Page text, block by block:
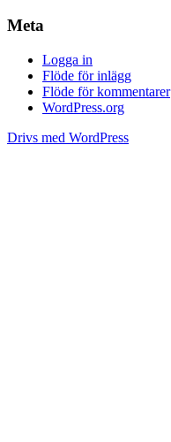
Meta
Logga in
Flöde för inlägg
Flöde för kommentarer
WordPress.org
Drivs med WordPress